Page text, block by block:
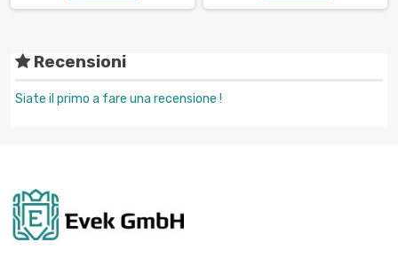
Recensioni
Siate il primo a fare una recensione !